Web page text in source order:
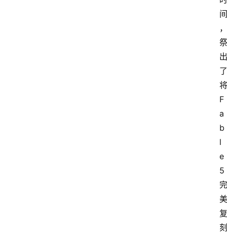
间
，
祭
出
了
将
F
a
b
l
e
5
完
美
复
刻